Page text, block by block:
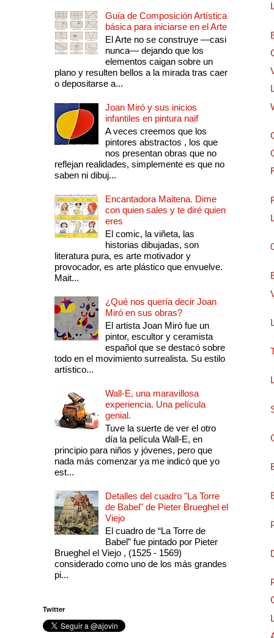
Guía de Composición Artística
básica para iniciarse en el Arte
El Arte no se construye —casi
nunca— dejando que los
elementos caigan sobre un
plano y resulten bellos a la mirada tras caer
o depositarse a...
Joan Miró y sus inicios
infantiles en pintura naif
A veces creemos que los
pintores abstractos , los que
nos presentan obras que no
reflejan realidades, simplemente es que no
saben ni dibuj...
Encantadora Maitena. Dime
con quien sales y te diré quien
eres
El comic, la viñeta, las
historias dibujadas, son
literatura pura, es arte motivador y
provocador, es arte plástico que envuelve.
Mait...
¿Qué nos quería decir Joan
Miró en sus obras?
El artista Joan Miró fue un
pintor, escultor y ceramista
español que se destacó sobre
todo en el movimiento surrealista. Su estilo
artístico...
Wall-E, una maravillosa
experiencia. Una película
genial.
Tuve la suerte de ver el otro
día la película Wall-E, en
principio para niños y jóvenes, pero que
nada más comenzar ya me indicó que yo
est...
Detalles del cuadro "La Torre
de Babel" de Pieter Brueghel el
Viejo
El cuadro de “La Torre de
Babel” fue pintado por Pieter
Brueghel el Viejo , (1525 - 1569)
considerado como uno de los más grandes
pi...
Twitter